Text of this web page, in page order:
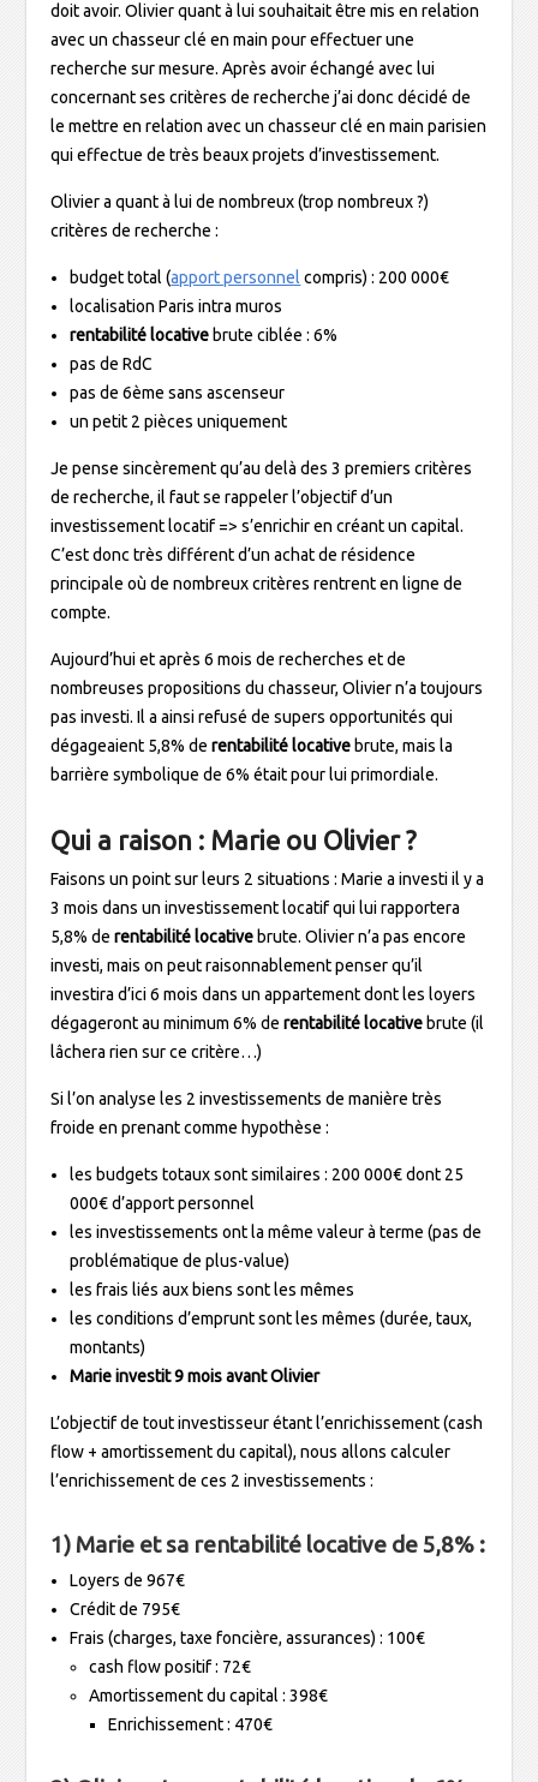
doit avoir. Olivier quant à lui souhaitait être mis en relation
avec un chasseur clé en main pour effectuer une
recherche sur mesure. Après avoir échangé avec lui
concernant ses critères de recherche j’ai donc décidé de
le mettre en relation avec un chasseur clé en main parisien
qui effectue de très beaux projets d’investissement.
Olivier a quant à lui de nombreux (trop nombreux ?)
critères de recherche :
budget total (apport personnel compris) : 200 000€
localisation Paris intra muros
rentabilité locativebrute ciblée : 6%
pas de RdC
pas de 6ème sans ascenseur
un petit 2 pièces uniquement
Je pense sincèrement qu’au delà des 3 premiers critères
de recherche, il faut se rappeler l’objectif d’un
investissement locatif => s’enrichir en créant un capital.
C’est donc très différent d’un achat de résidence
principale où de nombreux critères rentrent en ligne de
compte.
Aujourd’hui et après 6 mois de recherches et de
nombreuses propositions du chasseur, Olivier n’a toujours
pas investi. Il a ainsi refusé de supers opportunités qui
dégageaient 5,8% derentabilité locativebrute, mais la
barrière symbolique de 6% était pour lui primordiale.
Qui a raison : Marie ou Olivier ?
Faisons un point sur leurs 2 situations : Marie a investi il y a
3 mois dans un investissement locatif qui lui rapportera
5,8% derentabilité locativebrute. Olivier n’a pas encore
investi, mais on peut raisonnablement penser qu’il
investira d’ici 6 mois dans un appartement dont les loyers
dégageront au minimum 6% derentabilité locativebrute (il
lâchera rien sur ce critère…)
Si l’on analyse les 2 investissements de manière très
froide en prenant comme hypothèse :
les budgets totaux sont similaires : 200 000€ dont 25
000€ d’apport personnel
les investissements ont la même valeur à terme (pas de
problématique de plus-value)
les frais liés aux biens sont les mêmes
les conditions d’emprunt sont les mêmes (durée, taux,
montants)
Marie investit 9 mois avant Olivier
L’objectif de tout investisseur étant l’enrichissement (cash
flow + amortissement du capital), nous allons calculer
l’enrichissement de ces 2 investissements :
1) Marie et sa rentabilité locative de 5,8% :
Loyers de 967€
Crédit de 795€
Frais (charges, taxe foncière, assurances) : 100€
cash flow positif : 72€
Amortissement du capital : 398€
Enrichissement : 470€